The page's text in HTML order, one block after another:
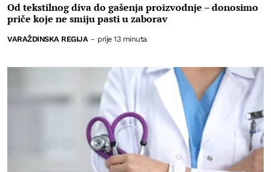
Od tekstilnog diva do gašenja proizvodnje – donosimo
priče koje ne smiju pasti u zaborav
VARAŽDINSKA REGIJA - prije 13 minuta